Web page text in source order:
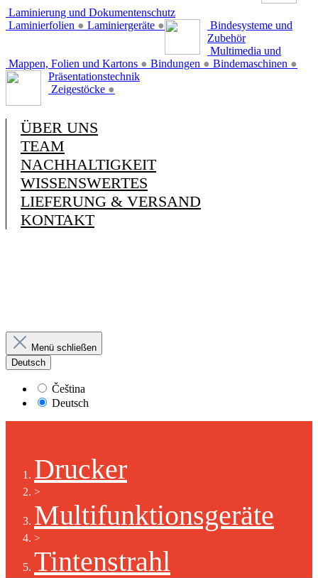
Laminierung und Dokumentenschutz
Laminierfolien ● Laminiergeräte ●
Bindesysteme und
Zubehör
Mappen, Folien und Kartons ● Bindungen ● Bindemaschinen ●
Multimedia und
Präsentationstechnik
Zeigestöcke ●
ÜBER UNS
TEAM
NACHHALTIGKEIT
WISSENSWERTES
LIEFERUNG & VERSAND
KONTAKT
Menü schließen
Deutsch
Čeština
Deutsch
Drucker
>
Multifunktionsgeräte
>
Tintenstrahl